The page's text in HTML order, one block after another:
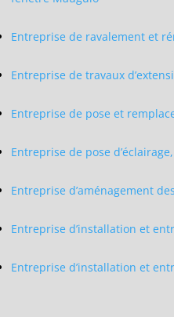
Entreprise de ravalement et
Entreprise de travaux
Entreprise de pose et
Entreprise de pose
Entreprise d’aménagement
Entreprise d’installation et
Entreprise d’installation et